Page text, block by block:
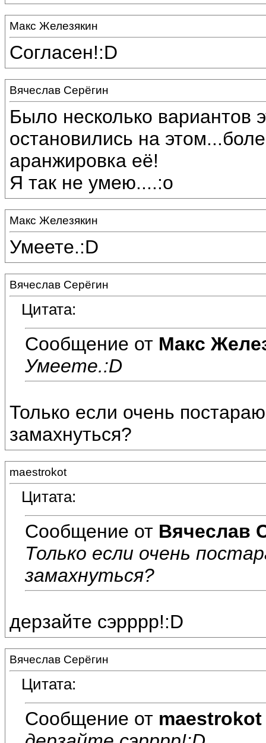
Макс Железякин
Согласен!:D
Вячеслав Серёгин
Было несколько вариантов
остановились на
аранжировка её!
Я так не умею....:o
Макс Железякин
Умеете.:D
Вячеслав Серёгин
Цитата:
Сообщение от Макс
Умеете.:D
Только если очень
замахнуться?
maestrokot
Цитата:
Сообщение от Вячеслав
Только если очень
замахнуться?
дерзайте сэрррр!:D
Вячеслав Серёгин
Цитата:
Сообщение от maestrokot